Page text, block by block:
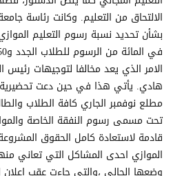
الالتحاق من التعليم. وكانت رئاسة
الامر الذي يعد مخالفا لتوجيهات رئيس
هادي. يأتي هذا في حين دعت تحضيرية
مطلع نوفمبر الجاري كافة الطلاب
تحت مسمى رسوم النفقة الخاصة
قادمة لاستعادة كامل الحقوق
الموازي احدى المشاكل التي تعاني
وضعها الحالي ،والتي جاءت عقب اعلان